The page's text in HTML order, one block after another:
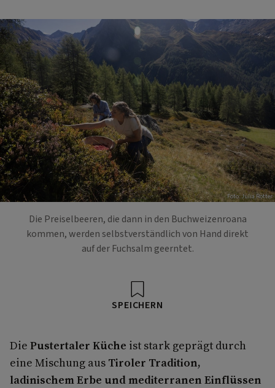
Foto: Julia Rotter
Die Preiselbeeren, die dann in den Buchweizenroana
kommen, werden selbstverständlich von Hand direkt
auf der Fuchsalm geerntet.
SPEICHERN
Die Pustertaler Küche ist stark geprägt durch
eine Mischung aus Tiroler Tradition,
ladinischem Erbe und mediterranen Einflüssen